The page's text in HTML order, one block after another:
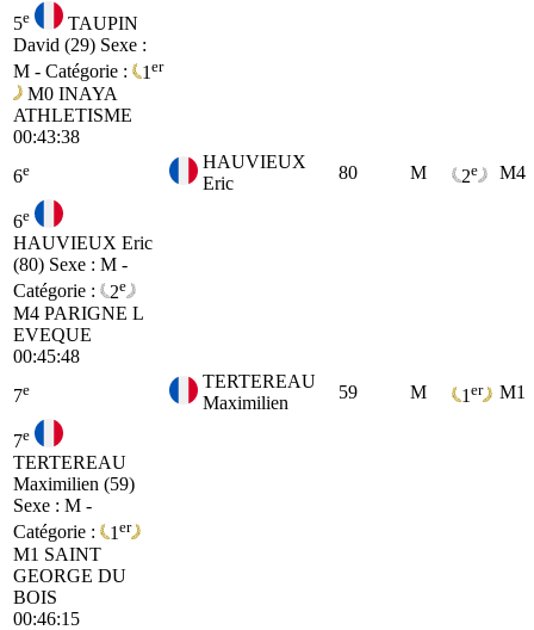
5e
TAUPIN
David (29) Sexe :
M - Catégorie :
1 er
M0 INAYA
ATHLETISME
00:43:38
6e
HAUVIEUX
Eric
80 M 2e M4
6e
HAUVIEUX Eric
(80) Sexe : M -
Catégorie :
2e
M4 PARIGNE L
EVEQUE
00:45:48
7e
TERTEREAU
Maximilien
59 M 1 er M1
7e
TERTEREAU
Maximilien (59)
Sexe : M -
Catégorie :
1 er
M1 SAINT
GEORGE DU
BOIS
00:46:15